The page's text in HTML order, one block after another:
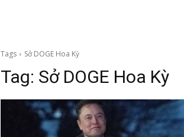
Tags Sở DOGE Hoa Kỳ
Tag: Sở DOGE Hoa Kỳ